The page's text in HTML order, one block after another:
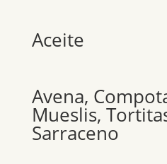
Aceite
Avena,
Mueslis,
Sarraceno